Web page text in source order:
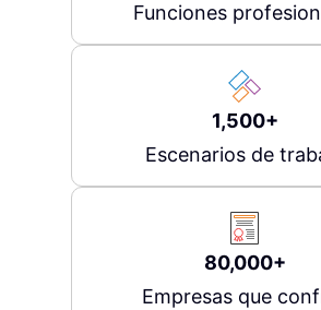
Funciones
1,500+
Escenarios de
80,000+
Empresas que